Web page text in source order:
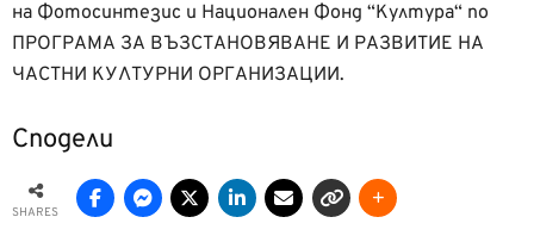
на Фотосинтезис и Национален Фонд “Култура“ по
ПРОГРАМА ЗА ВЪЗСТАНОВЯВАНЕ И РАЗВИТИЕ НА
ЧАСТНИ КУЛТУРНИ ОРГАНИЗАЦИИ.
Сподели
SHARES